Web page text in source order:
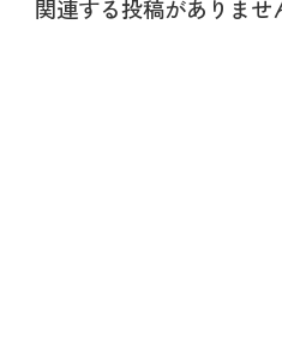
関連する投稿がありませ